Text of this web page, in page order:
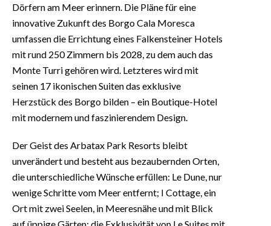
Dörfern am Meer erinnern. Die Pläne für eine
innovative Zukunft des Borgo Cala Moresca
umfassen die Errichtung eines Falkensteiner Hotels
mit rund 250 Zimmern bis 2028, zu dem auch das
Monte Turri gehören wird. Letzteres wird mit
seinen 17 ikonischen Suiten das exklusive
Herzstück des Borgo bilden – ein Boutique-Hotel
mit modernem und faszinierendem Design.
Der Geist des Arbatax Park Resorts bleibt
unverändert und besteht aus bezaubernden Orten,
die unterschiedliche Wünsche erfüllen: Le Dune, nur
wenige Schritte vom Meer entfernt; I Cottage, ein
Ort mit zwei Seelen, in Meeresnähe und mit Blick